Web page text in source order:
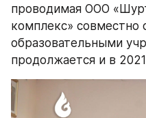
проводимая ООО
комплекс»
образовательными
продолжается и в